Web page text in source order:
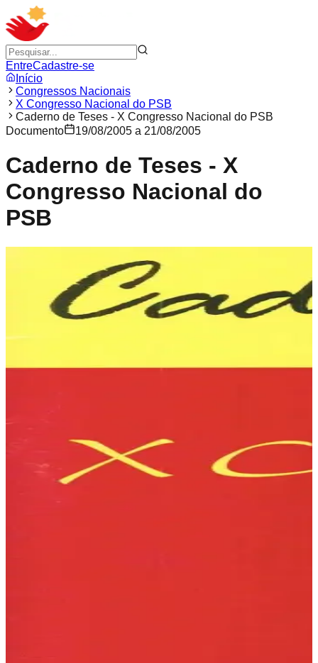
EntreCadastre-se
Início
Congressos Nacionais
X Congresso Nacional do PSB
Caderno de Teses - X Congresso Nacional do PSB
Documento
19/08/2005 a 21/08/2005
Caderno de Teses - X
Congresso Nacional do
PSB